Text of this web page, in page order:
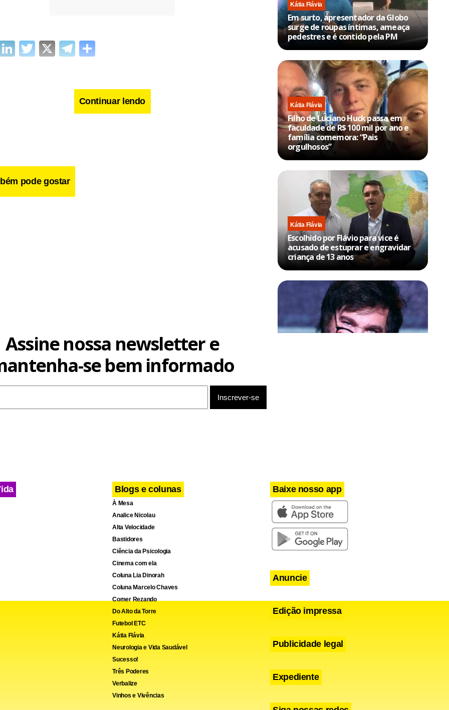
LinkedIn
Twitter
X Telegram
Continuar lendo
pode gostar
Kátia Flávia
Em surto, apresentador da Globo
surge de roupas íntimas, ameaça
pedestres e é contido pela PM
Kátia Flávia
Filho de Luciano Huck passa em
faculdade de R$ 100 mil por ano e
família comemora: “Pais
orgulhosos”
Kátia Flávia
Escolhido por Flávio para vice é
acusado de estuprar e engravidar
criança de 13 anos
Assine nossa newsletter e
se bem informado
Blogs e colunas
À Mesa
Analice Nicolau
Alta Velocidade
Bastidores
Ciência da Psicologia
Cinema com ela
Coluna Lia Dinorah
Coluna Marcelo Chaves
Comer Rezando
Do Alto da Torre
Futebol ETC
Kátia Flávia
Neurologia e Vida Saudável
Sucesso!
Três Poderes
Verbalize
Vinhos e Vivências
Baixe nosso app
Anuncie
Edição impressa
Publicidade legal
Expediente